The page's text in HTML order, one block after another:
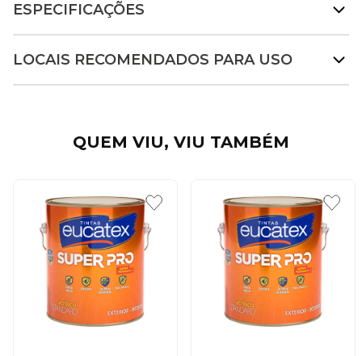
ESPECIFICAÇÕES
LOCAIS RECOMENDADOS PARA USO
QUEM VIU, VIU TAMBÉM